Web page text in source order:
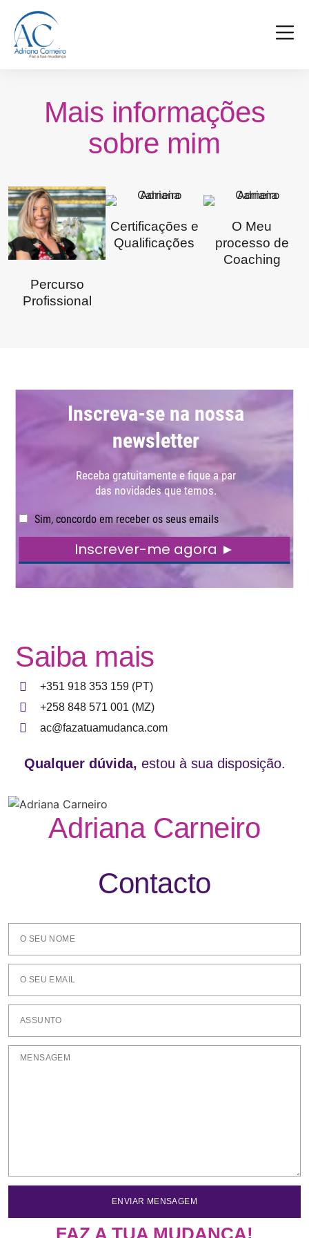
Mais informações
sobre mim
Percurso
Profissional
Certificações e
Qualificações
O Meu
processo de
Coaching
Saiba mais
+351 918 353 159 (PT)
+258 848 571 001 (MZ)
ac@fazatuamudanca.com
Qualquer dúvida, estou à sua disposição.
Adriana Carneiro
Contacto
ENVIAR MENSAGEM
FAZ A TUA MUDANÇA!